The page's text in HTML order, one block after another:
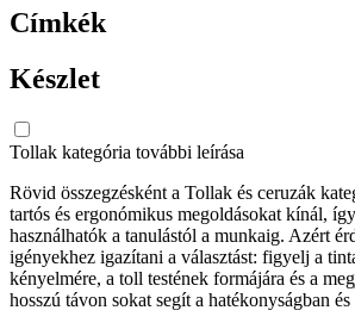
Címkék
Készlet
Tollak kategória további leírása
Rövid összegzésként a Tollak és ceruzák
tartós és ergonómikus megoldásokat kínál,
használhatók a tanulástól a munkaig. Azért
igényekhez igazítani a választást: figyelj a
kényelmére, a toll testének formájára és a
hosszú távon sokat segít a hatékonyságban